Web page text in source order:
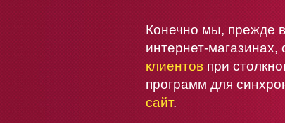
Конечно мы, прежде
интернет-магазинах,
клиентов при
программ для
сайт.